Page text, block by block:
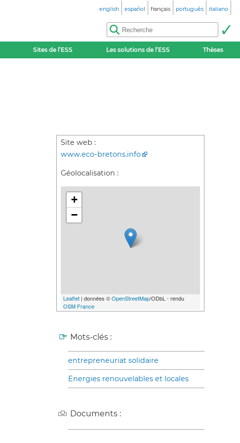
english español français português italiano
Sites de l’ESS Les solutions de l’ESS Thèses
Site web :
www.eco-bretons.info
Géolocalisation :
+
−
Leaflet | données ©OpenStreetMap/ODbL - rendu
OSM France
Mots-clés :
entrepreneuriat solidaire
Energies renouvelables et locales
Documents :